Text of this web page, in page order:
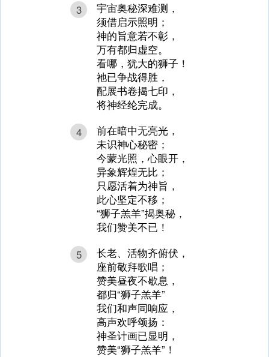
3
宇宙奥秘深难测，
须借启示照明；
神的旨意若不彰，
万有都归虚空。
看哪，犹大的狮子！
祂已争战得胜，
配展书卷揭七印，
将神经纶完成。
4
前在暗中无亮光，
未识神心秘密；
今蒙光照，心眼开，
异象辉煌无比；
只愿活着为神旨，
此心坚定不移；
“狮子羔羊”揭奥秘，
我们赞美不已！
5
长老、活物齐俯伏，
座前敬拜歌唱；
赞美昼夜不歇息，
都归“狮子羔羊”
我们和声同响应，
高声欢呼颂扬：
神圣计画已显明，
赞美“狮子羔羊”！